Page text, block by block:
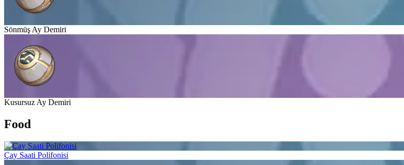
Sönmüş Ay Demiri
Kusursuz Ay Demiri
Food
Çay Saati Polifonisi